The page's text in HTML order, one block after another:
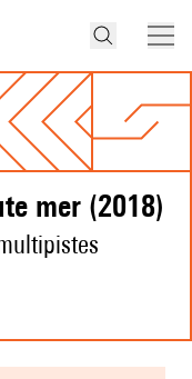
mer (2018)